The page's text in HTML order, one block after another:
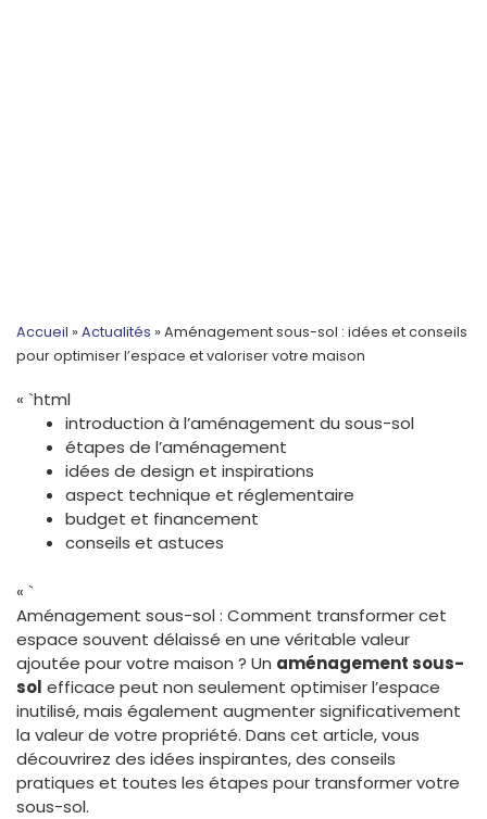
Accueil » Actualités » Aménagement sous-sol : idées et conseils
pour optimiser l’espace et valoriser votre maison
« `html
introduction à l’aménagement du sous-sol
étapes de l’aménagement
idées de design et inspirations
aspect technique et réglementaire
budget et financement
conseils et astuces
« `
Aménagement sous-sol : Comment transformer cet
espace souvent délaissé en une véritable valeur
ajoutée pour votre maison ? Un aménagement sous-
sol efficace peut non seulement optimiser l’espace
inutilisé, mais également augmenter significativement
la valeur de votre propriété. Dans cet article, vous
découvrirez des idées inspirantes, des conseils
pratiques et toutes les étapes pour transformer votre
sous-sol.